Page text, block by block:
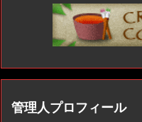
管理人プロフィール